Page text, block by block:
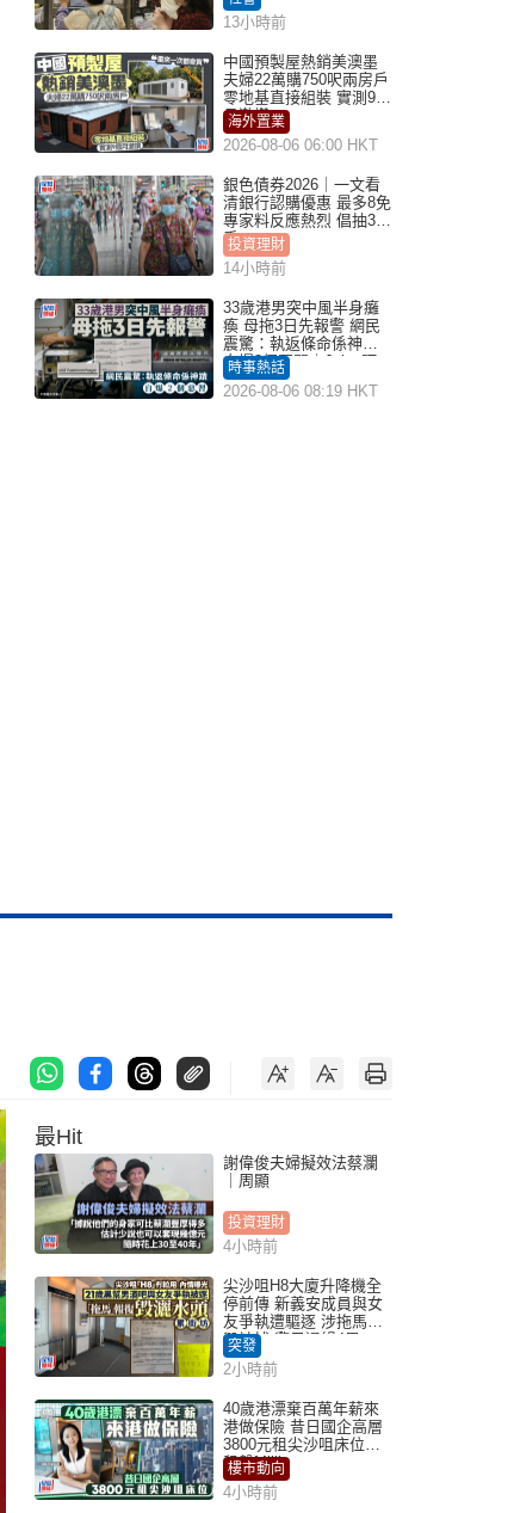
13小時前
中國預製屋熱銷美澳墨
夫婦22萬購750呎兩房戶
零地基直接組裝 實測9個
月激讚
海外置業
2026-08-06 06:00 HKT
銀色債券2026｜一文看
清銀行認購優惠 最多8免
專家料反應熱烈 倡抽30
手
投資理財
14小時前
33歲港男突中風半身癱
瘓 母拖3日先報警 網民
震驚：執返條命係神蹟
自爆2個惡習｜Juicy叮
時事熱話
2026-08-06 08:19 HKT
最Hit
謝偉俊夫婦擬效法蔡瀾
｜周顯
投資理財
4小時前
尖沙咀H8大廈升降機全
停前傳 新義安成員與女
友爭執遭驅逐 涉拖馬刑
毀被捕 警另通緝4男
突發
2小時前
40歲港漂棄百萬年薪來
港做保險 昔日國企高層
3800元租尖沙咀床位｜
租盤Million
樓市動向
4小時前